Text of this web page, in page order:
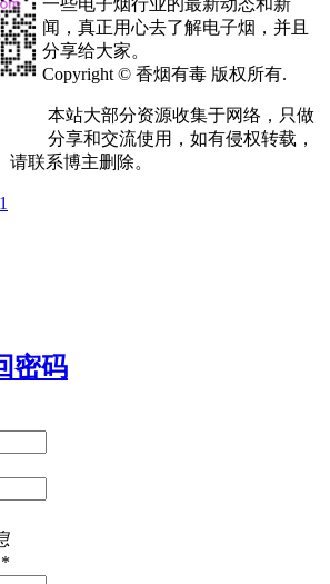
一些电子烟行业的最新动态和新
闻，真正用心去了解电子烟，并且
分享给大家。
Copyright © 香烟有毒 版权所有.
本站大部分资源收集于网络，只做
分享和交流使用，如有侵权转载，
请联系博主删除。
密码